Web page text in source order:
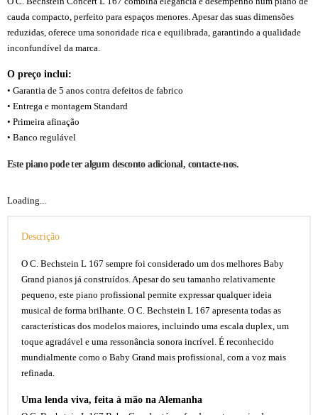
cauda compacto, perfeito para espaços menores. Apesar das suas dimensões
reduzidas, oferece uma sonoridade rica e equilibrada, garantindo a qualidade
inconfundível da marca.
O preço inclui:
• Garantia de 5 anos contra defeitos de fabrico
• Entrega e montagem Standard
• Primeira afinação
• Banco regulável
Este piano pode ter algum desconto adicional, contacte-nos.
Loading...
Descrição
O C. Bechstein L 167 sempre foi considerado um dos melhores Baby
Grand pianos já construídos. Apesar do seu tamanho relativamente
pequeno, este piano profissional permite expressar qualquer ideia
musical de forma brilhante. O C. Bechstein L 167 apresenta todas as
características dos modelos maiores, incluindo uma escala duplex, um
toque agradável e uma ressonância sonora incrível. É reconhecido
mundialmente como o Baby Grand mais profissional, com a voz mais
refinada.
Uma lenda viva, feita à mão na Alemanha